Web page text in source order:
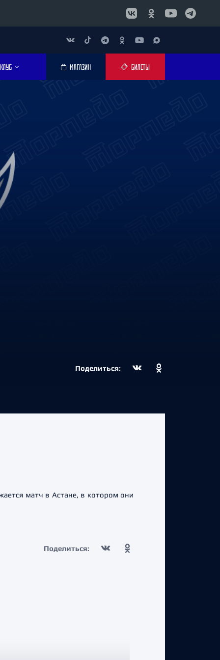
КЛУБ МАГАЗИН БИЛЕТЫ
Поделиться:
матч в Астане, в котором они
Поделиться: